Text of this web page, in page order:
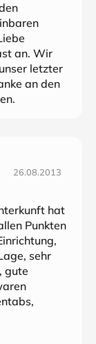
an. Wir
letzter
an den
26.08.2013
hat
Punkten
sehr
gute